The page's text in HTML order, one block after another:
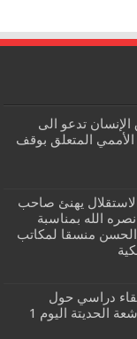
الإنسان تدعو الى
الأممي المتعلق بوقف
يهنئ صاحب
الله بمناسبة
الحسن منسقا لمكاتب
دراسي حول
مستجدات علاج السرطان بالاشعة الحديتة اليوم 1